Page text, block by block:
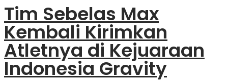
Tim Sebelas Max
Kembali Kirimkan
Atletnya di Kejuaraan
Indonesia Gravity